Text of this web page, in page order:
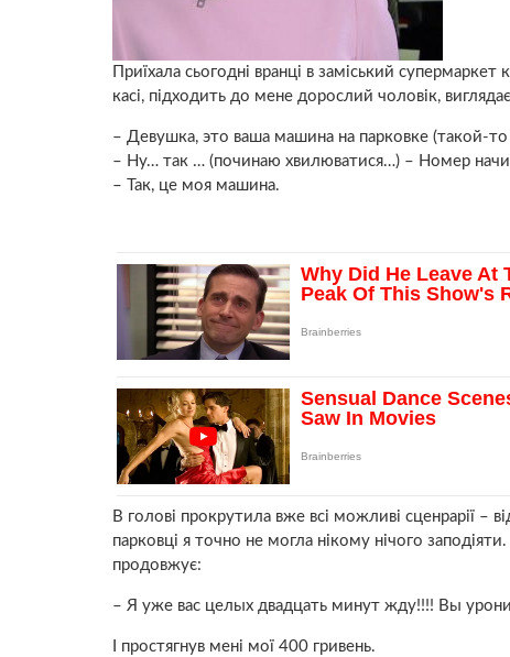
Приїхала сьогодні вранці в заміський
касі, підходить до мене дорослий чоловік,
– Девушка, это ваша машина на парковке (такой-
– Ну… так … (починаю хвилюватися…) – Номер
– Так, це моя машина.
В голові прокрутила вже всі можливі сценрарії –
парковці я точно не могла нікому нічого
продовжує:
– Я уже вас целых двадцать минут жду!!!! Вы
І простягнув мені мої 400 гривень.